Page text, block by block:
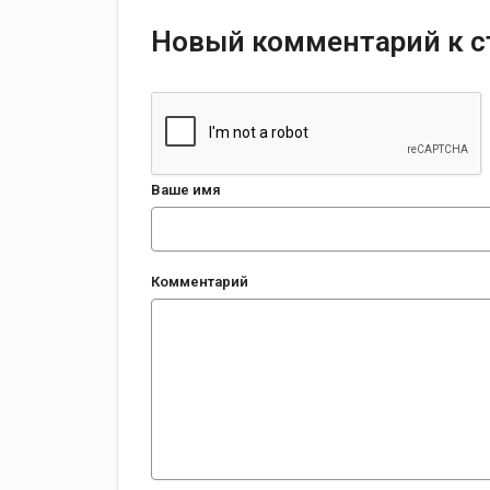
Новый комментарий к
Ваше имя
Комментарий